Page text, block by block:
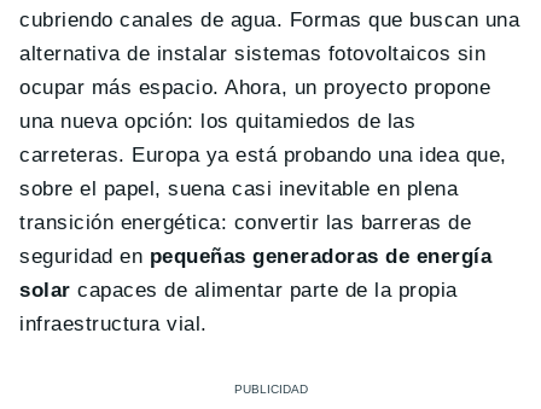
cubriendo canales de agua. Formas que buscan una
alternativa de instalar sistemas fotovoltaicos sin
ocupar más espacio. Ahora, un proyecto propone
una nueva opción: los quitamiedos de las
carreteras. Europa ya está probando una idea que,
sobre el papel, suena casi inevitable en plena
transición energética: convertir las barreras de
seguridad en pequeñas generadoras de energía
solar capaces de alimentar parte de la propia
infraestructura vial.